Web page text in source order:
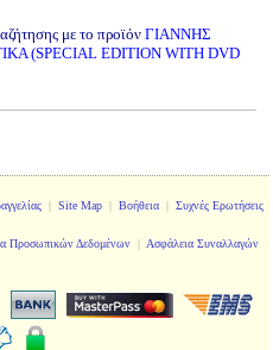
με το προϊόν ΓΙΑΝΝΗΣ
EDITION WITH DVD
| Site Map| Βοήθεια| Συχνές Ερωτήσεις
Προσωπικών Δεδομένων | Ασφάλεια Συναλλαγών